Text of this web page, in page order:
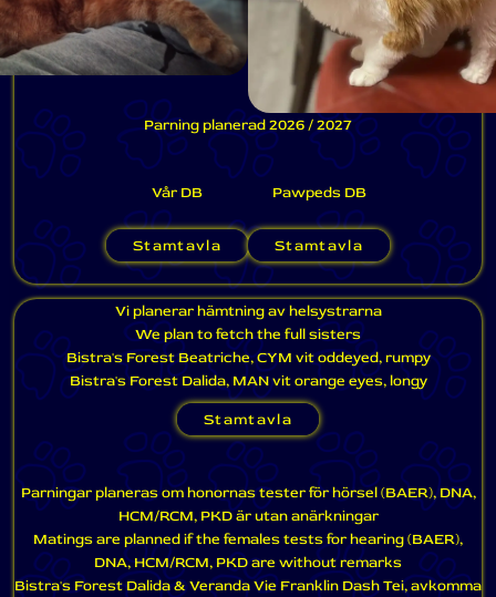
Parning planerad 2026 / 2027
Vår DB
Stamtavla
Pawpeds DB
Stamtavla
Vi planerar hämtning av helsystrarna
We plan to fetch the full sisters
Bistra's Forest Beatriche, CYM vit oddeyed, rumpy
Bistra's Forest Dalida, MAN vit orange eyes, longy
Stamtavla
Parningar planeras om honornas tester för hörsel (BAER), DNA,
HCM/RCM, PKD är utan anärkningar
Matings are planned if the females tests for hearing (BAER),
DNA, HCM/RCM, PKD are without remarks
Bistra's Forest Dalida & Veranda Vie Franklin Dash Tei, avkomma